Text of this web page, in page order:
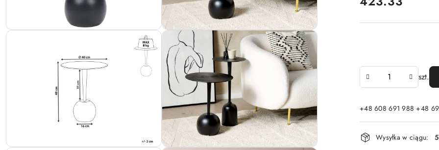
szt.
+48 608 691 988 +48
Dostępność
i
Wysyłka w ciągu: